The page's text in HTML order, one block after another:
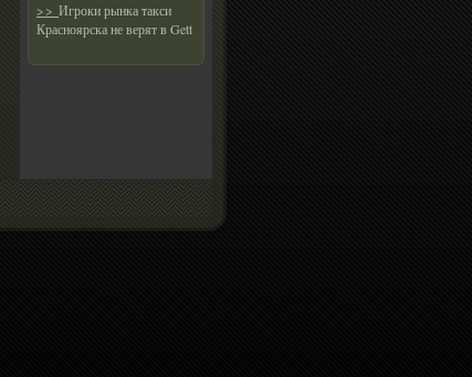
>> Игроки рынка такси
Красноярска не верят в Gett